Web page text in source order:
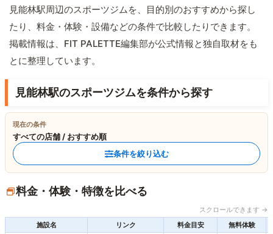
見能林駅周辺のスポーツジムを、目的別のおすすめから探し
たり、料金・体験・設備などの条件で比較したりできます。
掲載情報は、FIT PALETTE編集部が公式情報と独自取材をも
とに整理しています。
見能林駅のスポーツジムを条件から探す
現在の条件
すべての店舗 / おすすめ順
条件を絞り込む
料金・体験・特徴を比べる
スクロールできます →
施設名
リンク 料金目安 無料体験